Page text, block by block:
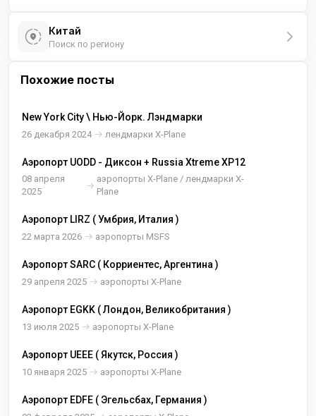
Китай
Поиск по региону
Похожие посты
New York City \ Нью-Йорк. Лэндмарки
26 декабря 2024 лендмарки X-Plane
Аэропорт UODD - Диксон + Russia Xtreme XP12
08 апреля
2025
аэропорты X-Plane / лендмарки X-
Plane
Аэропорт LIRZ ( Умбрия, Италия )
22 марта 2026 аэропорты MSFS
Аэропорт SARC ( Корриентес, Аргентина )
29 апреля 2025 аэропорты X-Plane
Аэропорт EGKK ( Лондон, Великобритания )
13 июля 2025 аэропорты X-Plane
Аэропорт UEEE ( Якутск, Россия )
10 января 2025 аэропорты X-Plane
Аэропорт EDFE ( Эгельсбах, Германия )